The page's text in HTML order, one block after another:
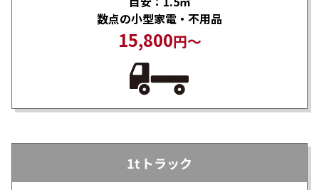
数点の小型家電・不用品
15,800円～
1tトラック